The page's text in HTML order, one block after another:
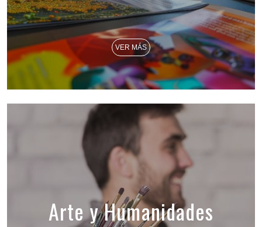
VER MÁS
Arte y Humanidades